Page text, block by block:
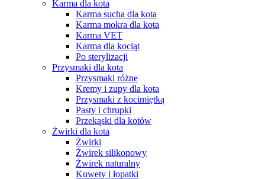
Karma dla kota
Karma sucha dla kota
Karma mokra dla kota
Karma VET
Karma dla kociąt
Po sterylizacji
Przysmaki dla kota
Przysmaki różne
Kremy i zupy dla kota
Przysmaki z kocimiętką
Pasty i chrupki
Przekąski dla kotów
Żwirki dla kota
Żwirki
Żwirek silikonowy
Żwirek naturalny
Kuwety i łopatki